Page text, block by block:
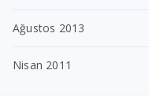
Ağustos 2013
Nisan 2011